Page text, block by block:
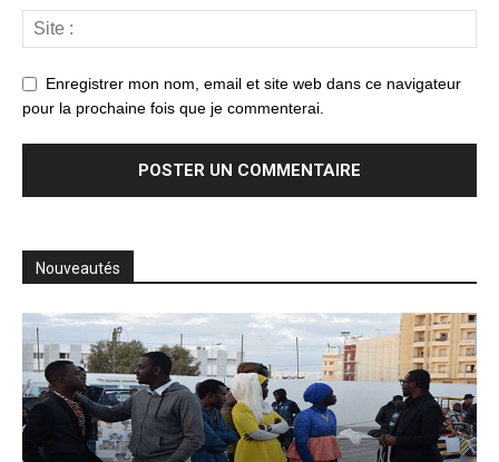
Enregistrer mon nom, email et site web dans ce navigateur
pour la prochaine fois que je commenterai.
Nouveautés